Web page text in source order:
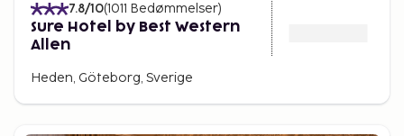
7.8/10(1011 Bedømmelser)
Sure Hotel by Best Western
Allen
Heden, Göteborg, Sverige